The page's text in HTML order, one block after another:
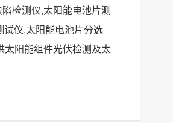
检测仪,太阳能电池片测
仪,太阳能电池片分选
阳能组件光伏检测及太